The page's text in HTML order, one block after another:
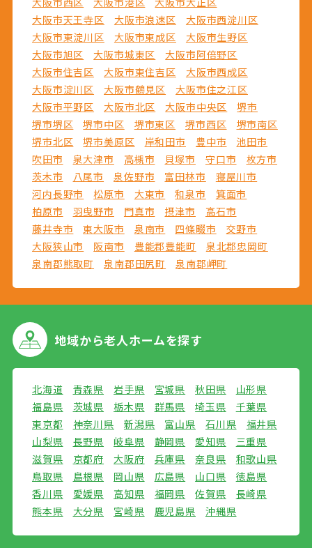
大阪市天王寺区
大阪市浪速区
大阪市西淀川区
大阪市東淀川区
大阪市東成区
大阪市生野区
大阪市旭区
大阪市城東区
大阪市阿倍野区
大阪市住吉区
大阪市東住吉区
大阪市西成区
大阪市淀川区
大阪市鶴見区
大阪市住之江区
大阪市平野区
大阪市北区 大阪市中央区
堺市
堺市堺区
堺市中区 堺市東区 堺市西区
堺市南区
堺市北区
堺市美原区 岸和田市 豊中市
池田市
吹田市
泉大津市 高槻市 貝塚市 守口市
枚方市
茨木市
八尾市 泉佐野市 富田林市
寝屋川市
河内長野市
松原市 大東市 和泉市
箕面市
柏原市
羽曳野市 門真市 摂津市
高石市
藤井寺市
東大阪市 泉南市 四條畷市
交野市
大阪狭山市
阪南市 豊能郡豊能町
泉北郡忠岡町
泉南郡熊取町
泉南郡田尻町 泉南郡岬町
地域から老人ホームを探す
北海道 青森県 岩手県 宮城県 秋田県
山形県
福島県
茨城県 栃木県 群馬県 埼玉県
千葉県
東京都
神奈川県 新潟県 富山県 石川県
福井県
山梨県
長野県 岐阜県 静岡県 愛知県
三重県
滋賀県
京都府 大阪府 兵庫県 奈良県
和歌山県
鳥取県
島根県 岡山県 広島県 山口県
徳島県
香川県
愛媛県 高知県 福岡県 佐賀県
長崎県
熊本県
大分県 宮崎県 鹿児島県 沖縄県